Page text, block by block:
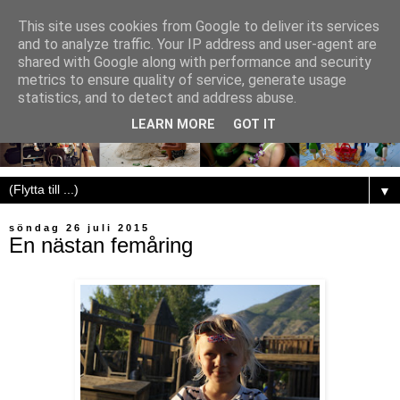
▼
söndag 26 juli 2015
En nästan femåring
This site uses cookies from Google to deliver its services
and to analyze traffic. Your IP address and user-agent are
shared with Google along with performance and security
metrics to ensure quality of service, generate usage
statistics, and to detect and address abuse.
LEARN MORE GOT IT